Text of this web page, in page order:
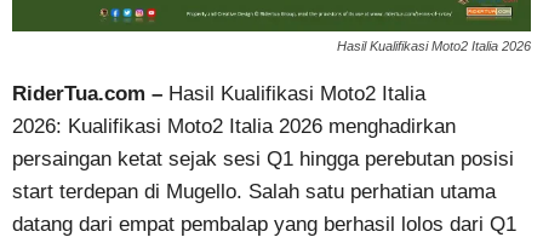
Hasil Kualifikasi Moto2 Italia 2026
RiderTua.com – Hasil Kualifikasi Moto2 Italia
2026: Kualifikasi Moto2 Italia 2026 menghadirkan
persaingan ketat sejak sesi Q1 hingga perebutan posisi
start terdepan di Mugello. Salah satu perhatian utama
datang dari empat pembalap yang berhasil lolos dari Q1